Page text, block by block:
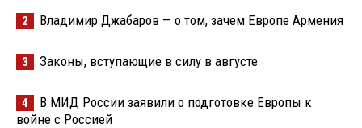
2 Владимир Джабаров — о том, зачем Европе Армения
3 Законы, вступающие в силу в августе
4
В МИД России заявили о подготовке Европы к
войне с Россией